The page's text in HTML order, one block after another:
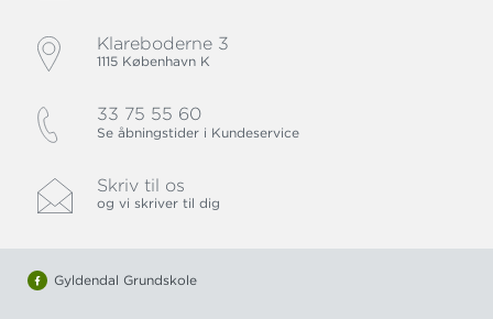
Klareboderne 3
1115 København K
33 75 55 60
Se åbningstider i Kundeservice
Skriv til os
og vi skriver til dig
Gyldendal Grundskole